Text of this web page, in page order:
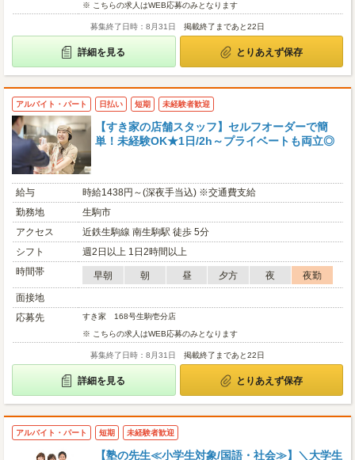
※ こちらの求人はWEB応募のみとなります
募集終了日時：8月31日 掲載終了まであと22日
詳細を見る とりあえず保存
アルバイト・パート 日払い 短期 未経験者歓迎
【すき家の店舗スタッフ】セルフオーダーで簡
単！未経験OK★1日/2h～プライベートも両立◎
給与
時給1438円～(深夜手当込) ※交通費支給
勤務地
生駒市
アクセス
近鉄生駒線 南生駒駅 徒歩 5分
シフト
週2日以上 1日2時間以上
時間帯
早朝 朝 昼 夕方 夜
夜勤
面接地
応募先
すき家 168号生駒壱分店
※ こちらの求人はWEB応募のみとなります
募集終了日時：8月31日 掲載終了まであと22日
詳細を見る とりあえず保存
アルバイト・パート 短期 未経験者歓迎
【塾の先生≪小学生対象/国語・社会≫】＼大学生